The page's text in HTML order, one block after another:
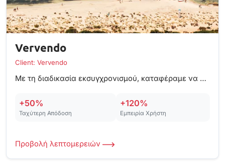
Vervendo
Client: Vervendo
Με τη διαδικασία εκσυγχρονισμού, καταφέραμε να βελτιώσουμε την απόδοση κατά 50% και να ενισχύσουμε την εμπειρία χρήστη.
+50%
Ταχύτερη Απόδοση
+120%
Εμπειρία Χρήστη
Προβολή λεπτομερειών